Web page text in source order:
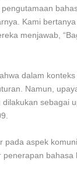
Kami
menjawab,
dalam konteks
Namun,
sebagai
pada aspek
bahasa